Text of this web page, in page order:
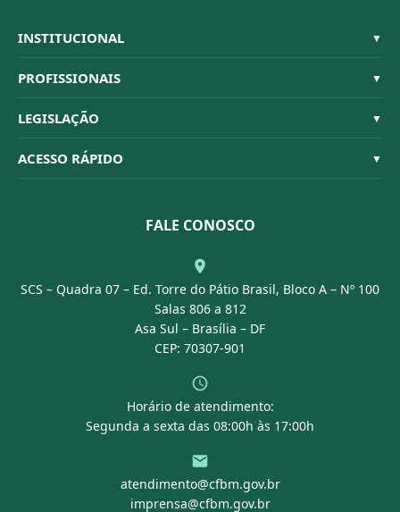
INSTITUCIONAL ▼
Sistema CFBM
Quem Somos
Organograma
Conselheiros
PROFISSIONAIS ▼
Habilitações
Código de Ética
Dúvidas Frequentes
LEGISLAÇÃO ▼
Resoluções
ACESSO RÁPIDO ▼
Portal Transparência
FALE CONOSCO
SCS – Quadra 07 – Ed. Torre do Pátio Brasil, Bloco A – Nº 100
Salas 806 a 812
Asa Sul – Brasília – DF
CEP: 70307-901
Horário de atendimento:
Segunda a sexta das 08:00h às 17:00h
atendimento@cfbm.gov.br
imprensa@cfbm.gov.br